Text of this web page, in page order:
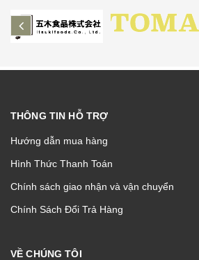
prev
THÔNG TIN HỖ TRỢ
Hướng dẫn mua hàng
Hình Thức Thanh Toán
Chính sách giao nhận và vận chuyển
Chính Sách Đổi Trả Hàng
VỀ CHÚNG TÔI